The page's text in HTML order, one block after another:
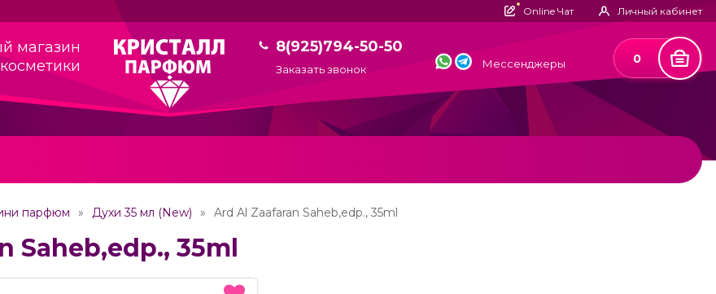
Online Чат Личный кабинет
магазин
8(925)794-50-50
Заказать звонок Мессенджеры 0
парфюм Духи 35 мл (New) Ard Al Zaafaran Saheb,edp., 35ml
Saheb,edp., 35ml